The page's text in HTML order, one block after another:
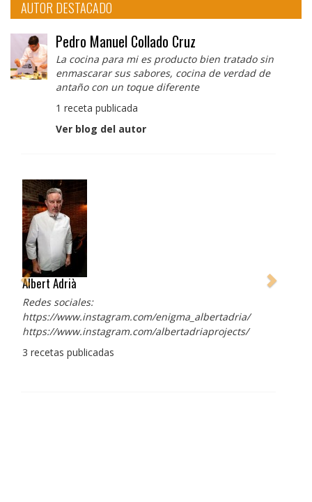
AUTOR DESTACADO
Pedro Manuel Collado Cruz
La cocina para mi es producto bien tratado sin
enmascarar sus sabores, cocina de verdad de
antaño con un toque diferente
1 receta publicada
Ver blog del autor
Albert Adrià
Redes sociales:
https://www.instagram.com/enigma_albertadria/
https://www.instagram.com/albertadriaprojects/
3 recetas publicadas